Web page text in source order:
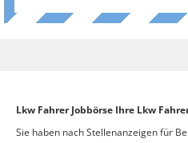
Lkw Fahrer Jobbörse Ihre Lkw
Sie haben nach Stellenanzeigen für